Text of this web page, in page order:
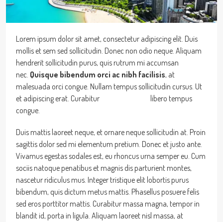
Lorem ipsum dolor sit amet, consectetur adipiscing elit. Duis
mollis et sem sed sollicitudin. Donec non odio neque. Aliquam
hendrerit sollicitudin purus, quis rutrum mi accumsan
nec. Quisque bibendum orci ac nibh facilisis, at
malesuada orci congue. Nullam tempus sollicitudin cursus. Ut
et adipiscing erat. Curabitur
libero tempus
congue.
Duis mattis laoreet neque, et ornare neque sollicitudin at. Proin
sagittis dolor sed mi elementum pretium. Donec et justo ante.
Vivamus egestas sodales est, eu rhoncus urna semper eu. Cum
sociis natoque penatibus et magnis dis parturient montes,
nascetur ridiculus mus. Integer tristique elit lobortis purus
bibendum, quis dictum metus mattis. Phasellus posuere felis
sed eros porttitor mattis. Curabitur massa magna, tempor in
blandit id, porta in ligula. Aliquam laoreet nisl massa, at